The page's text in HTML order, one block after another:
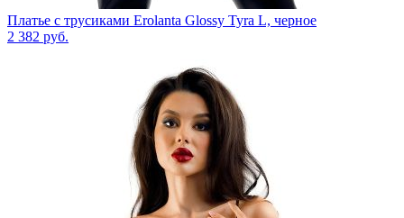
Платье с трусиками Erolanta Glossy Tyra L, черное
2 382 руб.